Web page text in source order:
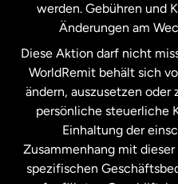
Neuseeland
Niederlande
Schweden
Spanien
werden. Gebühren und
Änderungen am
Diese Aktion darf nicht
WorldRemit behält sich
ändern, auszusetzen
persönliche steuerliche
Einhaltung der
Zusammenhang mit
spezifischen